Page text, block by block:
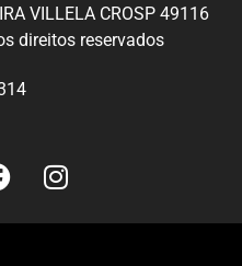
VILLELA CROSP 49116
direitos reservados